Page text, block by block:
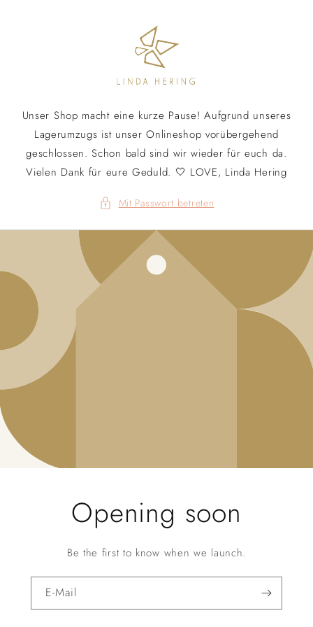
Unser Shop macht eine kurze Pause! Aufgrund unseres
Lagerumzugs ist unser Onlineshop vorübergehend
geschlossen. Schon bald sind wir wieder für euch da.
Vielen Dank für eure Geduld. 🤍 LOVE, Linda Hering
Mit Passwort betreten
Opening soon
Be the first to know when we launch.
E-Mail